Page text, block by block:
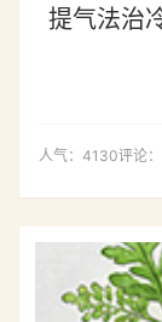
提气法治
人气：4130评论